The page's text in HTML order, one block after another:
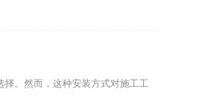
。然而，这种安装方式对施工工